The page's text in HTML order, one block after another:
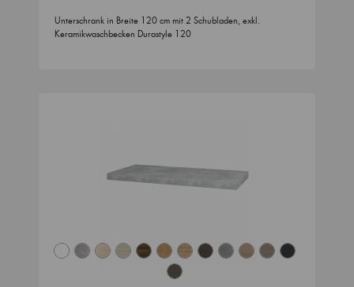
Unterschrank in Breite 120 cm mit 2 Schubladen, exkl.
Keramikwaschbecken Durastyle 120